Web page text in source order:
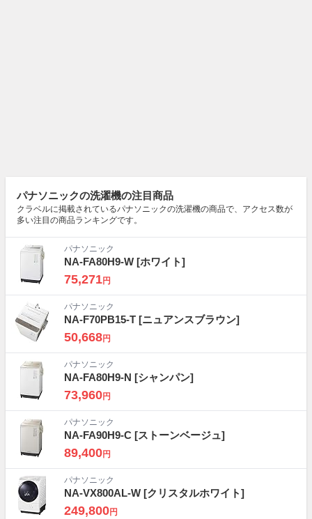
パナソニックの洗濯機の注目商品
クラベルに掲載されているパナソニックの洗濯機の商品で、アクセス数が
多い注目の商品ランキングです。
パナソニック
NA-FA80H9-W [ホワイト]
75,271円
パナソニック
NA-F70PB15-T [ニュアンスブラウン]
50,668円
パナソニック
NA-FA80H9-N [シャンパン]
73,960円
パナソニック
NA-FA90H9-C [ストーンベージュ]
89,400円
パナソニック
NA-VX800AL-W [クリスタルホワイト]
249,800円